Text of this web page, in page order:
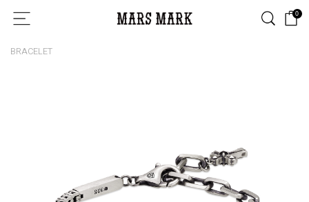
0
BRACELET